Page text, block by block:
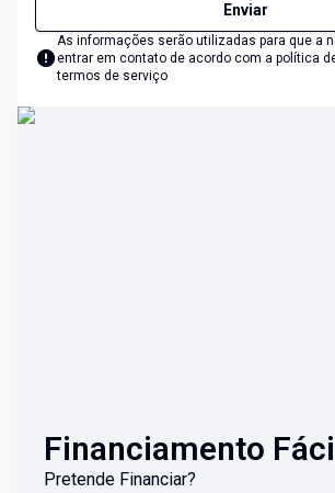
Enviar
As informações serão utilizadas para que a
entrar em contato de acordo com a política
termos de serviço
Financiamento
Pretende Financiar?